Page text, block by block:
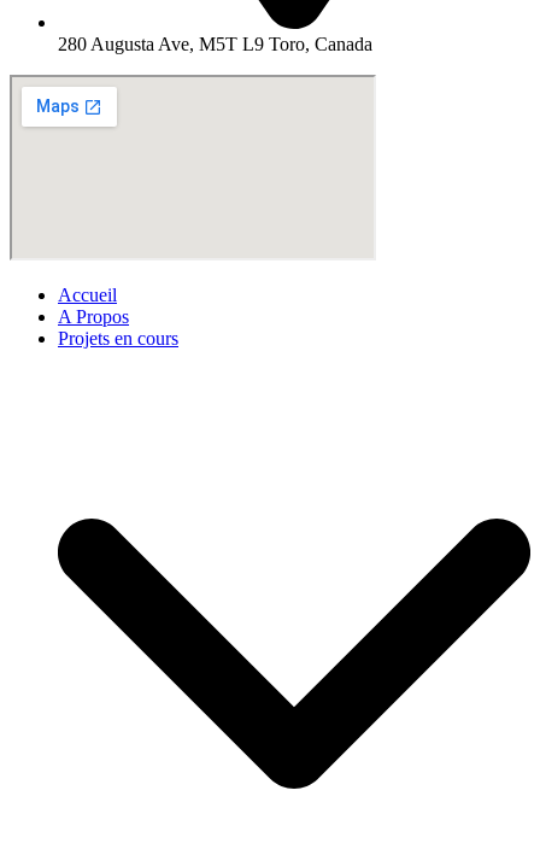
280 Augusta Ave, M5T L9 Toro, Canada
Accueil
A Propos
Projets en cours